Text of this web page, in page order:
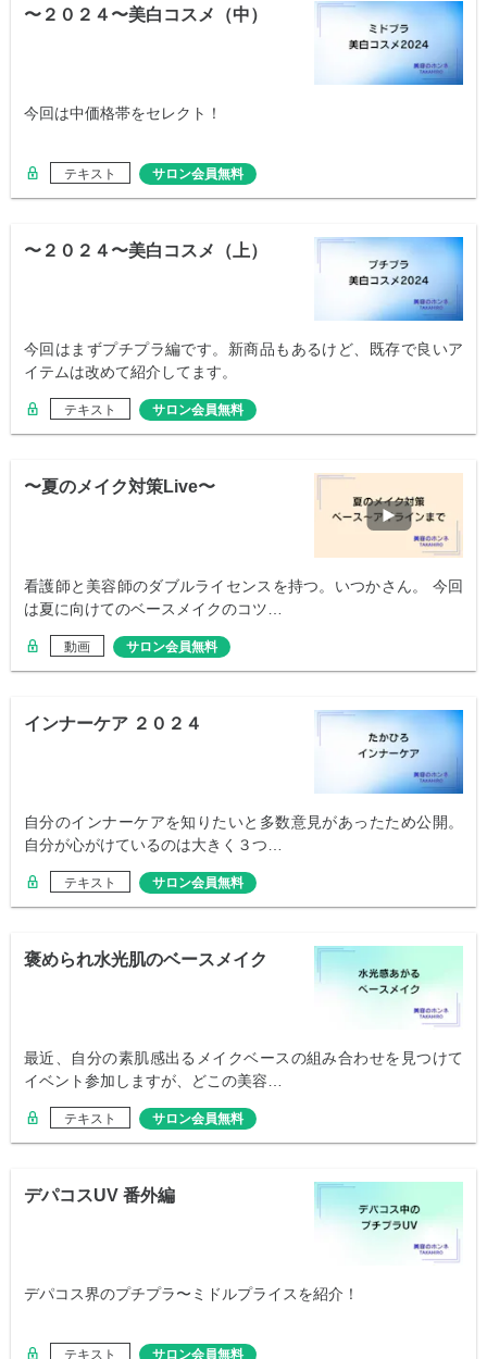
〜２０２４〜美白コスメ（中）
今回は中価格帯をセレクト！
テキスト サロン会員無料
〜２０２４〜美白コスメ（上）
今回はまずプチプラ編です。新商品もあるけど、既存で良いア
イテムは改めて紹介してます。
テキスト サロン会員無料
〜夏のメイク対策Live〜
看護師と美容師のダブルライセンスを持つ。いつかさん。 今回
は夏に向けてのベースメイクのコツ…
動画 サロン会員無料
インナーケア ２０２４
自分のインナーケアを知りたいと多数意見があったため公開。
自分が心がけているのは大きく３つ…
テキスト サロン会員無料
褒められ水光肌のベースメイク
最近、自分の素肌感出るメイクベースの組み合わせを見つけて
イベント参加しますが、どこの美容…
テキスト サロン会員無料
デパコスUV 番外編
デパコス界のプチプラ〜ミドルプライスを紹介！
テキスト サロン会員無料